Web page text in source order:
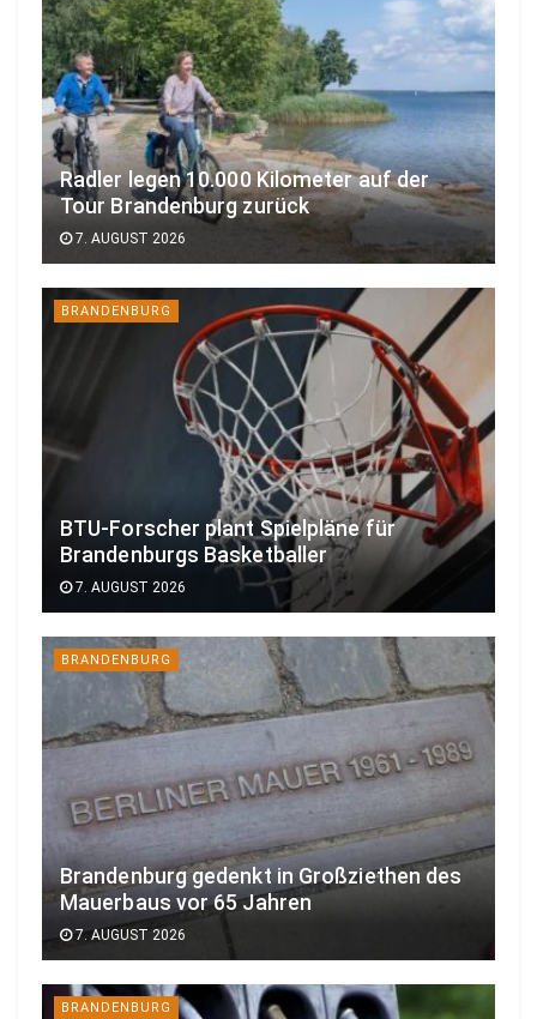
Radler legen 10.000 Kilometer auf der
Tour Brandenburg zurück
7. AUGUST 2026
BRANDENBURG
BTU-Forscher plant Spielpläne für
Brandenburgs Basketballer
7. AUGUST 2026
BRANDENBURG
Brandenburg gedenkt in Großziethen des
Mauerbaus vor 65 Jahren
7. AUGUST 2026
BRANDENBURG